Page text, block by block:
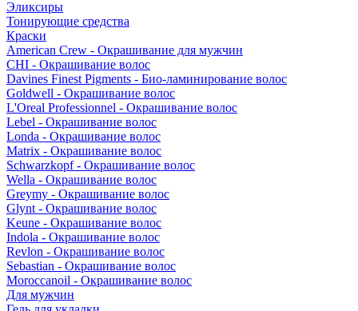
Эликсиры
Тонирующие средства
Краски
American Crew - Окрашивание для мужчин
CHI - Окрашивание волос
Davines Finest Pigments - Био-ламинирование волос
Goldwell - Окрашивание волос
L'Oreal Professionnel - Окрашивание волос
Lebel - Окрашивание волос
Londa - Окрашивание волос
Matrix - Окрашивание волос
Schwarzkopf - Окрашивание волос
Wella - Окрашивание волос
Greymy - Окрашивание волос
Glynt - Окрашивание волос
Keune - Окрашивание волос
Indola - Окрашивание волос
Revlon - Окрашивание волос
Sebastian - Окрашивание волос
Moroccanoil - Окрашивание волос
Для мужчин